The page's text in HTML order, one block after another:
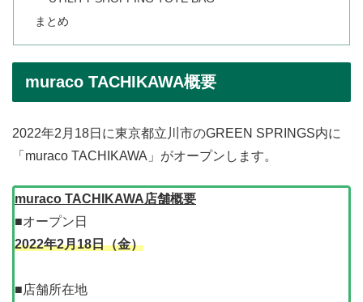
まとめ
muraco TACHIKAWA概要
2022年2月18日に東京都立川市のGREEN SPRINGS内に
「muraco TACHIKAWA」がオープンします。
muraco TACHIKAWA店舗概要
■オープン日
2022年2月18日（金）
■店舗所在地